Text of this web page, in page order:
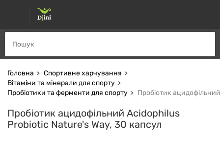
Головна
Спортивне харчування
Вітаміни та мінерали для спорту
Пробіотики та ферменти для спорту
Пробіотик
Пробіотик ацидофільний Acidophilus
Probiotic Nature's Way, 30 капсул